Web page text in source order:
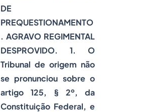
DE
PREQUESTIONAMENTO
. AGRAVO REGIMENTAL
DESPROVIDO. 1. O
Tribunal de origem não
se pronunciou sobre o
artigo 125, § 2º, da
Constituição Federal, e